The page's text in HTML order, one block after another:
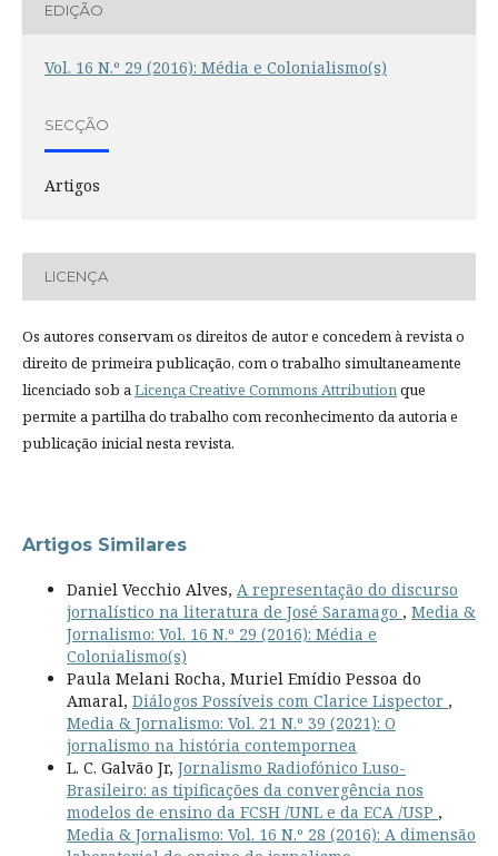
EDIÇÃO
Vol. 16 N.º 29 (2016): Média e Colonialismo(s)
SECÇÃO
Artigos
LICENÇA
Os autores conservam os direitos de autor e concedem à revista o
direito de primeira publicação, com o trabalho simultaneamente
licenciado sob aLicença Creative Commons Attributionque
permite a partilha do trabalho com reconhecimento da autoria e
publicação inicial nesta revista.
Artigos Similares
Daniel Vecchio Alves, A representação do discurso
jornalístico na literatura de José Saramago , Media &
Jornalismo: Vol. 16 N.º 29 (2016): Média e
Colonialismo(s)
Paula Melani Rocha, Muriel Emídio Pessoa do
Amaral, Diálogos Possíveis com Clarice Lispector ,
Media & Jornalismo: Vol. 21 N.º 39 (2021): O
jornalismo na história contempornea
L. C. Galvão Jr, Jornalismo Radiofónico Luso-
Brasileiro: as tipificações da convergência nos
modelos de ensino da FCSH /UNL e da ECA /USP ,
Media & Jornalismo: Vol. 16 N.º 28 (2016): A dimensão